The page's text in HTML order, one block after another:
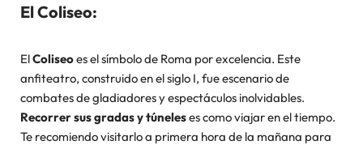
El Coliseo:
ElColiseoes el símbolo de Roma por excelencia. Este
anfiteatro, construido en el siglo I, fue escenario de
combates de gladiadores y espectáculos inolvidables.
Recorrer sus gradas y túneleses como viajar en el tiempo.
Te recomiendo visitarlo a primera hora de la mañana para